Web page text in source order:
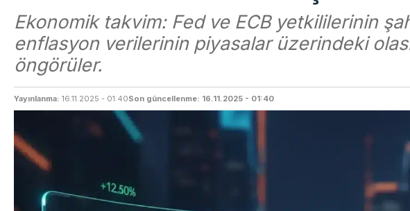
Ekonomik takvim: Fed ve ECB yetkililerinin
enflasyon verilerinin piyasalar üzerindeki
öngörüler.
Yayınlanma: 16.11.2025 - 01:40Son güncellenme: 16.11.2025 - 01:40